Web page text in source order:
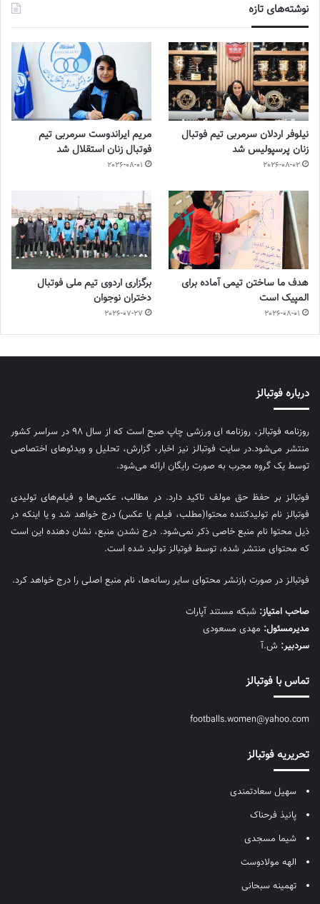
نوشته‌های تازه
نیلوفر اردلان سرمربی تیم فوتبال
زنان پرسپولیس شد
2026-08-02
مریم ایراندوست سرمربی تیم
فوتبال زنان استقلال شد
2026-08-01
هدف ما ساختن تیمی آماده برای
المپیک است
2026-08-01
برگزاری اردوی تیم ملی فوتبال
دختران نوجوان
2026-07-27
درباره فوتبالز
روزنامه فوتبالز، روزنامه ای ورزشی چاپ صبح است که از سال ۹۸ در سراسر کشور
منتشر می‌شود.در سایت فوتبالز نیز اخبار، گزارش، تحلیل و ویدئوهای اختصاصی
توسط یک گروه مجرب به صورت رایگان ارائه می‌شود.
فوتبالز بر حفظ حق مولف تاکید دارد. در مطالب، عکس‌ها و فیلم‌های تولیدی
فوتبالز نام تولیدکننده محتوا(مطلب، فیلم یا عکس) درج خواهد شد و یا اینکه در
ذیل محتوا نام منبع خاصی ذکر نمی‌‎شود. درج نشدن منبع، نشان دهنده این است
که محتوای منتشر شده، توسط فوتبالز تولید شده است.
فوتبالز در صورت بازنشر محتوای سایر رسانه‌ها، نام منبع اصلی را درج خواهد کرد.
صاحب امتیاز: شبکه مستند آپارات
مديرمسئول: مهدی مسعودی
سردبیر: ش.آ
تماس با فوتبالز
footballs.women@yahoo.com
تحریریه فوتبالز
سهیل سعادتمندی
پانیذ فرحناک
شیما مسجدی
الهه مولادوست
تهمینه سبحانی